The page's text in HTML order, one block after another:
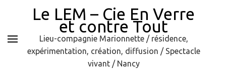
Le LEM – Cie En Verre
et contre Tout
Lieu-compagnie Marionnette / résidence,
expérimentation, création, diffusion / Spectacle
vivant / Nancy